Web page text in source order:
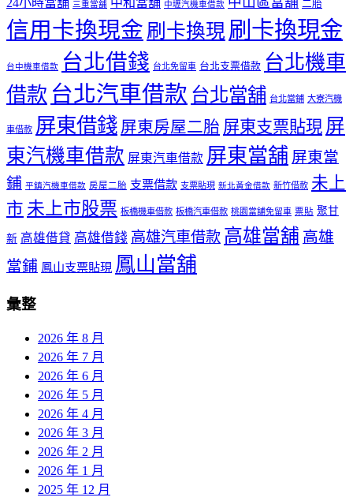
三重當舖 中壢汽機車借款 二胎
信用卡換現金 刷卡換現 刷卡換現金
台中機車借款 台北借錢 台北免留車 台北支票借款 台北機車
借款 台北汽車借款 台北當舖 台北當鋪 大寮汽機
車借款 屏東借錢 屏東房屋二胎 屏東支票貼現 屏
東汽機車借款 屏東汽車借款 屏東當舖 屏東當
鋪 平鎮汽機車借款 房屋二胎 支票借款 支票貼現 新北黃金借款 新竹借款 未上
市 未上市股票 板橋機車借款 板橋汽車借款 桃園當舖免留車 票貼 聚甘
新 高雄借貸 高雄借錢 高雄汽車借款 高雄當舖 高雄
當鋪 鳳山支票貼現 鳳山當舖
彙整
2026 年 8 月
2026 年 7 月
2026 年 6 月
2026 年 5 月
2026 年 4 月
2026 年 3 月
2026 年 2 月
2026 年 1 月
2025 年 12 月